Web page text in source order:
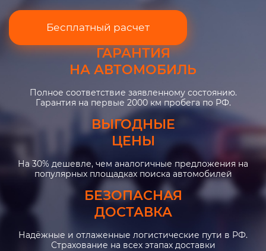
Бесплатный расчет
ГАРАНТИЯ
НА АВТОМОБИЛЬ
Полное соответствие заявленному состоянию.
Гарантия на первые 2000 км пробега по РФ.
ВЫГОДНЫЕ
ЦЕНЫ
На 30% дешевле, чем аналогичные предложения на
популярных площадках поиска автомобилей
БЕЗОПАСНАЯ
ДОСТАВКА
Надёжные и отлаженные логистические пути в РФ.
Страхование на всех этапах доставки